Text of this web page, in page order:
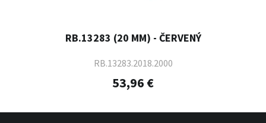
RB.13283 (20 MM) - ČERVENÝ
RB.13283.2018.2000
53,96 €